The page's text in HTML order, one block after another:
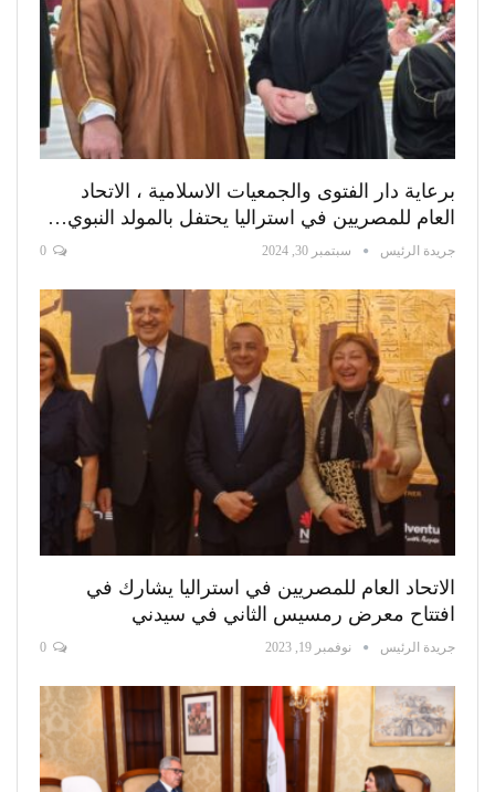
برعاية دار الفتوى والجمعيات الاسلامية ، الاتحاد
العام للمصريين في استراليا يحتفل بالمولد النبوي…
جريدة الرئيس سبتمبر 30, 2024
الاتحاد العام للمصريين في استراليا يشارك في
افتتاح معرض رمسيس الثاني في سيدني
جريدة الرئيس نوفمبر 19, 2023